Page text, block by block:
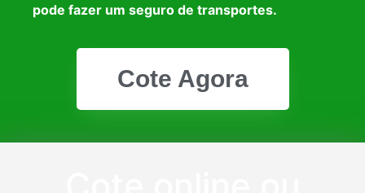
pode fazer um seguro de transportes.
Cote Agora